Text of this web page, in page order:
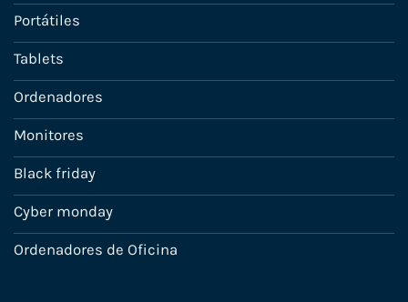
Portátiles
Tablets
Ordenadores
Monitores
Black friday
Cyber monday
Ordenadores de Oficina